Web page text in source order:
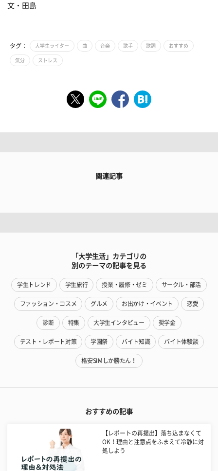
文・田島
タグ： 大学生ライター 曲 音楽 歌手 歌詞 おすすめ
気分 ストレス
関連記事
「大学生活」カテゴリの
別のテーマの記事を見る
学生トレンド 学生旅行 授業・履修・ゼミ サークル・部活
ファッション・コスメ グルメ お出かけ・イベント 恋愛
診断 特集 大学生インタビュー 奨学金
テスト・レポート対策 学園祭 バイト知識 バイト体験談
格安SIMしか勝たん！
おすすめの記事
【レポートの再提出】落ち込まなくて
OK！理由と注意点をふまえて冷静に対
処しよう